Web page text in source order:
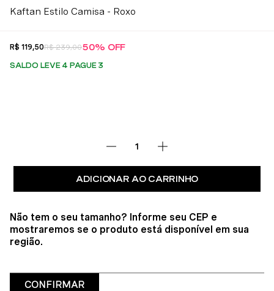
Kaftan Estilo Camisa - Roxo
R$ 119,50R$ 239,0050% OFF
SALDO LEVE 4 PAGUE 3
ADICIONAR AO CARRINHO
Não tem o seu tamanho? Informe seu CEP e
mostraremos se o produto está disponível em sua
região.
CONFIRMAR